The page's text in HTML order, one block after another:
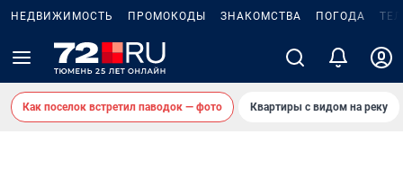
НЕДВИЖИМОСТЬ ПРОМОКОДЫ ЗНАКОМСТВА ПОГОДА
Как поселок встретил паводок — фото Квартиры с видом на реку